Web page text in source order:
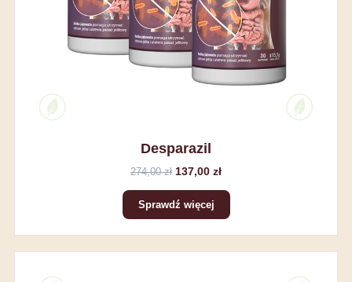
Desparazil
274,00 zł 137,00 zł
Sprawdź więcej